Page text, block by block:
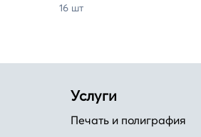
16 шт
Услуги
Печать и полиграфия